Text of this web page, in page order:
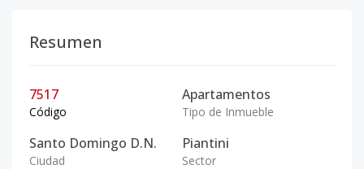
Resumen
7517
Código
Apartamentos
Tipo de Inmueble
Santo Domingo D.N.
Ciudad
Piantini
Sector